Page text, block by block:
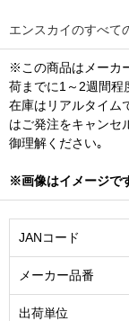
エンスカイのすべて
※この商品はメーカ
荷までに1～2週間程
在庫はリアルタイム
はご発注をキャンセ
御理解ください｡
※画像はイメージで
JANコード
メーカー品番
出荷単位